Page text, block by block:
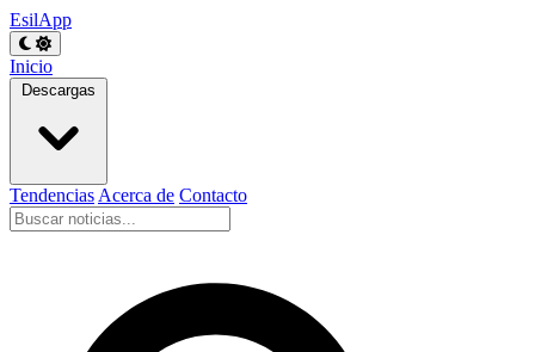
EsilApp
Inicio
Descargas
Tendencias Acerca de Contacto